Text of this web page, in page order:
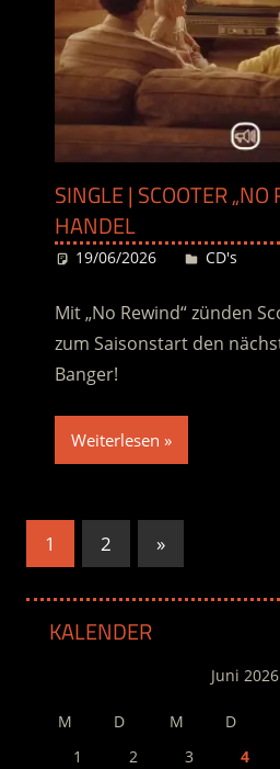
SINGLE | SCOOTER
HANDEL
19/06/2026 Desiree
CD's
Mit „No Rewind“ zünden
zum Saisonstart den
Banger!
Weiterlesen
Beiträge
1 2
Nächste
Beiträge
»
KALENDER
Juni 2026
M D M D
1
2 3 4